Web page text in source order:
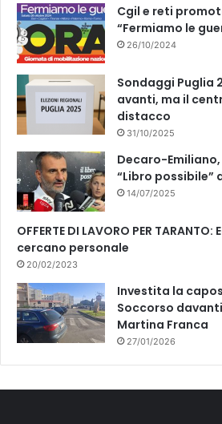
k
Cgil e reti
“Fermiamo le
26/10/2024
Sondaggi Puglia
avanti, ma il
distacco
31/10/2025
Decaro-
“Libro possibile”
14/07/2025
OFFERTE DI LAVORO PER
cercano personale
20/02/2023
Investita la
Soccorso
Martina Franca
27/01/2026